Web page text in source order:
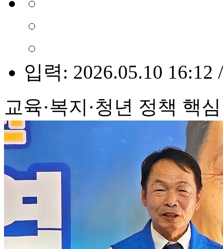
입력: 2026.05.10 16:12
교육·복지·청년 정책 핵